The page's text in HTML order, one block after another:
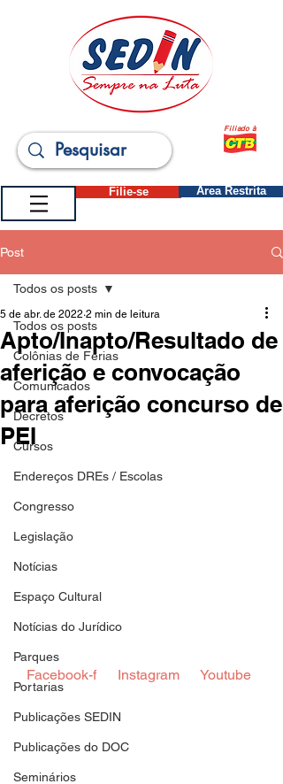
Filiado à
Filie-se Área Restrita
Post
Todos os posts
Colônias de Férias
Comunicados
Decretos
Cursos
Endereços DREs / Escolas
Congresso
Legislação
Notícias
Espaço Cultural
Notícias do Jurídico
Parques
Portarias
Publicações SEDIN
Publicações do DOC
Seminários
Todos os posts
Apto/Inapto/Resultado de
aferição e convocação
para aferição concurso de
PEI
5 de abr. de 2022 2 min de leitura
Facebook-f Instagram Youtube